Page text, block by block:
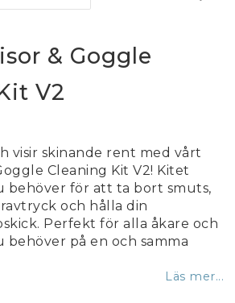
& Goggle
V2
visir skinande rent med vårt
Cleaning Kit V2! Kitet
behöver för att ta bort smuts,
och hålla din
Perfekt för alla åkare och
på en och samma
Läs mer...